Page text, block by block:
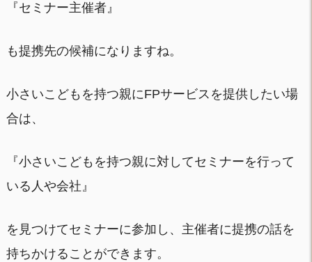
『セミナー主催者』
も提携先の候補になりますね。
小さいこどもを持つ親にFPサービスを提供したい場
合は、
『小さいこどもを持つ親に対してセミナーを行って
いる人や会社』
を見つけてセミナーに参加し、主催者に提携の話を
持ちかけることができます。